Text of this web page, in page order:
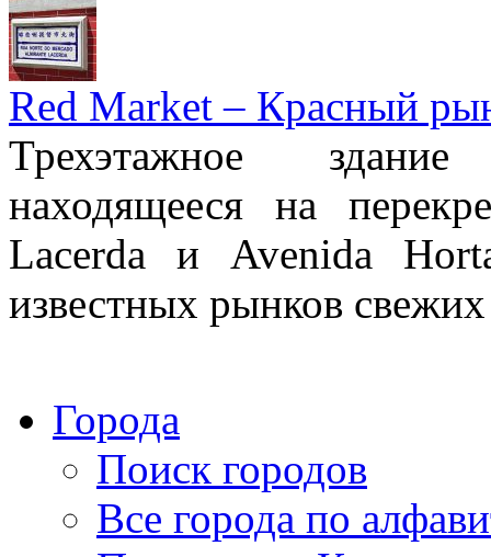
Red Market – Красный
Трехэтажное здание
находящееся на
Lacerda и Avenida
известных рынков
Города
Поиск городов
Все города по